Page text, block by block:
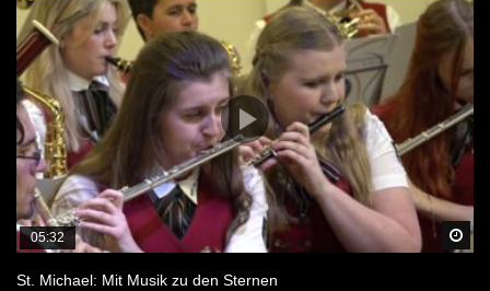
05:32
St. Michael: Mit Musik zu den Sternen